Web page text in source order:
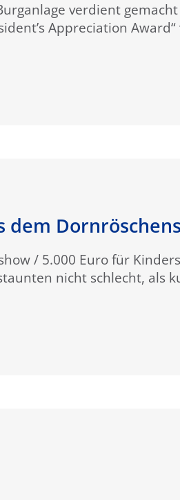
verdient
Appreciation Award“
dem
/ 5.000 Euro für
nicht schlecht, als